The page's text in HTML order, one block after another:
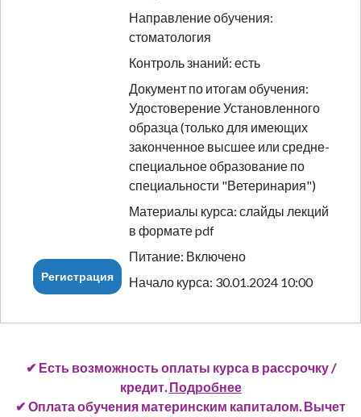
Направление обучения:
стоматология
Контроль знаний: есть
Документ по итогам обучения:
Удостоверение Установленного
образца (только для имеющих
законченное высшее или средне-
специальное образование по
специальности "Ветеринария")
Материалы курса: слайды лекций
в формате pdf
Питание: Включено
Регистрация Начало курса: 30.01.2024 10:00
✔ Есть возможность оплаты курса в рассрочку /
кредит. Подробнее
✔ Оплата обучения материнским капиталом. Вычет